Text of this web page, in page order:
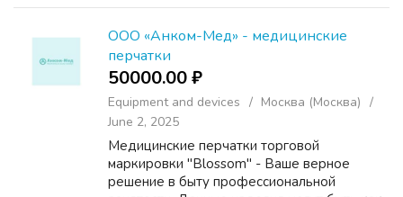
эмульсии, скрабы ...
ООО «Анком-Мед» - медицинские
перчатки
50000.00 ₽
Equipment and devices
Москва (Москва)
June 2, 2025
Медицинские перчатки торговой
маркировки "Blossom" - Ваше верное
решение в быту профессиональной